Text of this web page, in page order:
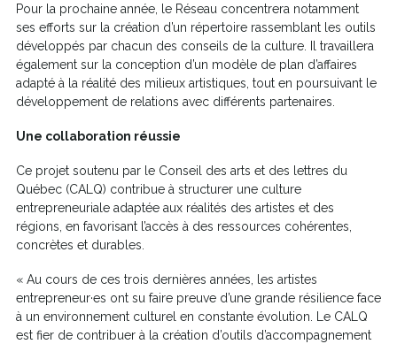
Pour la prochaine année, le Réseau concentrera notamment
ses efforts sur la création d’un répertoire rassemblant les outils
développés par chacun des conseils de la culture. Il travaillera
également sur la conception d’un modèle de plan d’affaires
adapté à la réalité des milieux artistiques, tout en poursuivant le
développement de relations avec différents partenaires.
Une collaboration réussie
Ce projet soutenu par le Conseil des arts et des lettres du
Québec (CALQ) contribue à structurer une culture
entrepreneuriale adaptée aux réalités des artistes et des
régions, en favorisant l’accès à des ressources cohérentes,
concrètes et durables.
« Au cours de ces trois dernières années, les artistes
entrepreneur·es ont su faire preuve d’une grande résilience face
à un environnement culturel en constante évolution. Le CALQ
est fier de contribuer à la création d’outils d’accompagnement